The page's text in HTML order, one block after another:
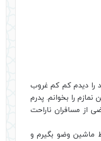
را دیدم کم کم غروب
را بخوانم. پدرم
از مسافران ناراحت
ماشین وضو بگیرم و